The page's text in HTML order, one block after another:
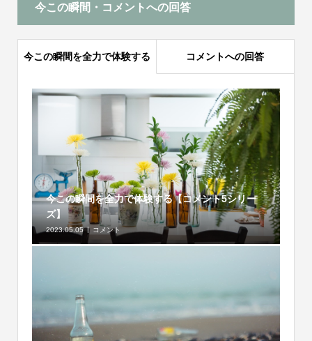
今この瞬間・コメントへの回答
今この瞬間を全力で体験する コメントへの回答
今この瞬間を全力で体験する【コメント5シリー
ズ】
2023.05.05 コメント